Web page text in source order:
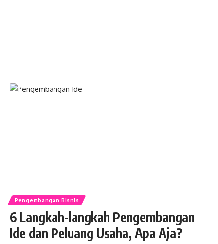
Pengembangan Bisnis
6 Langkah-langkah Pengembangan
Ide dan Peluang Usaha, Apa Aja?